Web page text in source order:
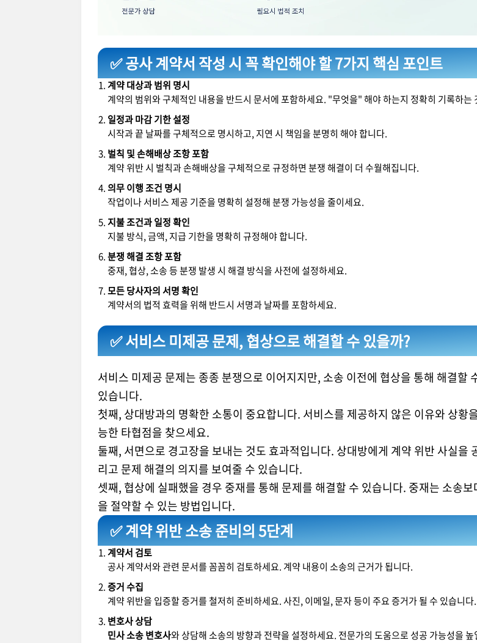
✅ 공사 계약서 작성 시 꼭 확인해야 할 7가지 핵심 포인트
계약 대상과 범위 명시
계약의 범위와 구체적인 내용을 반드시 문서에 포함하세요. "무엇을" 해야 하는지 정확히 기록하는
일정과 마감 기한 설정
시작과 끝 날짜를 구체적으로 명시하고, 지연 시 책임을 분명히 해야 합니다.
벌칙 및 손해배상 조항 포함
계약 위반 시 벌칙과 손해배상을 구체적으로 규정하면 분쟁 해결이 더 수월해집니다.
의무 이행 조건 명시
작업이나 서비스 제공 기준을 명확히 설정해 분쟁 가능성을 줄이세요.
지불 조건과 일정 확인
지불 방식, 금액, 지급 기한을 명확히 규정해야 합니다.
분쟁 해결 조항 포함
중재, 협상, 소송 등 분쟁 발생 시 해결 방식을 사전에 설정하세요.
모든 당사자의 서명 확인
계약서의 법적 효력을 위해 반드시 서명과 날짜를 포함하세요.
✅ 서비스 미제공 문제, 협상으로 해결할 수 있을까?
서비스 미제공 문제는 종종 분쟁으로 이어지지만, 소송 이전에 협상을 통해 해결할
있습니다.
첫째, 상대방과의 명확한 소통이 중요합니다. 서비스를 제공하지 않은 이유와 상황
능한 타협점을 찾으세요.
둘째, 서면으로 경고장을 보내는 것도 효과적입니다. 상대방에게 계약 위반 사실을
리고 문제 해결의 의지를 보여줄 수 있습니다.
셋째, 협상에 실패했을 경우 중재를 통해 문제를 해결할 수 있습니다. 중재는 소송
을 절약할 수 있는 방법입니다.
✅ 계약 위반 소송 준비의 5단계
계약서 검토
공사 계약서와 관련 문서를 꼼꼼히 검토하세요. 계약 내용이 소송의 근거가 됩니다.
증거 수집
계약 위반을 입증할 증거를 철저히 준비하세요. 사진, 이메일, 문자 등이 주요 증거가 될 수 있습니다.
변호사 상담
민사 소송 변호사와 상담해 소송의 방향과 전략을 설정하세요. 전문가의 도움으로 성공 가능성을 높